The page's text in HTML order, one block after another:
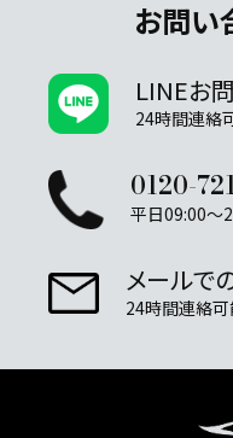
お問い
LINEお
24時間連絡
0120-
平日09:00～
メールで
24時間連絡